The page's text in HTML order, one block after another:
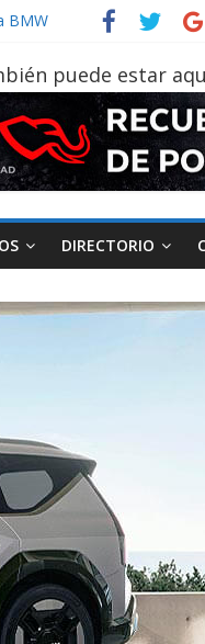
usar?
8 días
Vuelta
puede estar
DIRECTORIO
Industria
busca cambiar
de los